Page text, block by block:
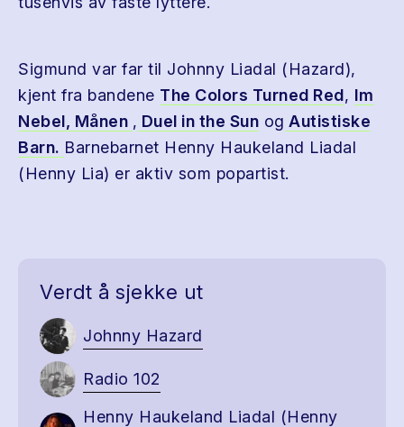
Sigmund var far til Johnny Liadal (Hazard),
kjent fra bandene The Colors Turned Red, Im
Nebel, Månen , Duel in the Sun og Autistiske
Barn. Barnebarnet Henny Haukeland Liadal
(Henny Lia) er aktiv som popartist.
Verdt å sjekke ut
Johnny Hazard
Radio 102
Henny Haukeland Liadal (Henny